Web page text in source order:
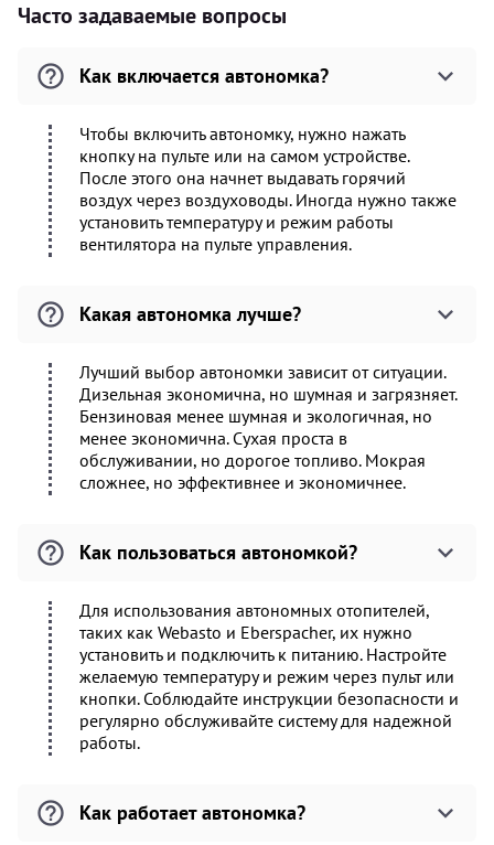
Часто задаваемые вопросы
Как включается автономка?
Чтобы включить автономку, нужно нажать
кнопку на пульте или на самом устройстве.
После этого она начнет выдавать горячий
воздух через воздуховоды. Иногда нужно также
установить температуру и режим работы
вентилятора на пульте управления.
Какая автономка лучше?
Лучший выбор автономки зависит от ситуации.
Дизельная экономична, но шумная и загрязняет.
Бензиновая менее шумная и экологичная, но
менее экономична. Сухая проста в
обслуживании, но дорогое топливо. Мокрая
сложнее, но эффективнее и экономичнее.
Как пользоваться автономкой?
Для использования автономных отопителей,
таких как Webasto и Eberspacher, их нужно
установить и подключить к питанию. Настройте
желаемую температуру и режим через пульт или
кнопки. Соблюдайте инструкции безопасности и
регулярно обслуживайте систему для надежной
работы.
Как работает автономка?